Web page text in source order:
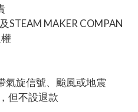
STEAM MAKER COMPAN
氣旋信號、颱風或地震
但不設退款